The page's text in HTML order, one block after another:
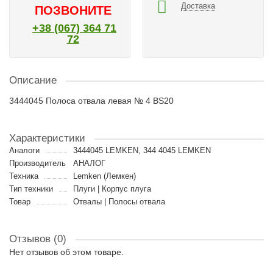
ПОЗВОНИТЕ
+38 (067) 364 71
72
Доставка
Описание
3444045 Полоса отвала левая № 4 BS20
Характеристики
Аналоги
3444045 LEMKEN, 344 4045 LEMKEN
Производитель
АНАЛОГ
Техника
Lemken (Лемкен)
Тип техники
Плуги | Корпус плуга
Товар
Отвалы | Полосы отвала
Отзывов (0)
Нет отзывов об этом товаре.